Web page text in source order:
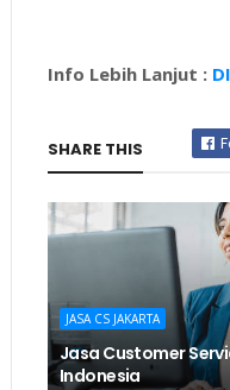
Info Lebih Lanjut :
SHARE THIS
JASA CS JAKARTA
Jasa Customer
Indonesia